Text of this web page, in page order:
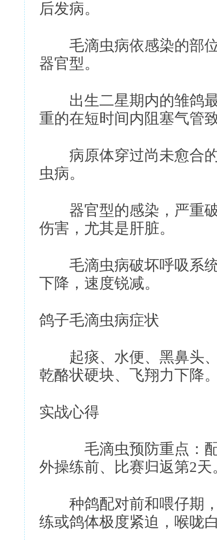
后发病。
毛滴虫病依感染的部位
器官型。
出生二星期内的雏鸽最
重的在短时间内阻塞气管
病原体穿过尚未愈合的
虫病。
器官型的感染，严重破
伤害，尤其是肝脏。
毛滴虫病破坏呼吸系统
下降，速度锐减。
鸽子毛滴虫病症状
起痰、水便、黑鼻头、
乾酪状硬块、飞翔力下降
实战心得
毛滴虫预防重点：配
外操练前、比赛归返第2天
种鸽配对前和喂仔期，
练或鸽体极度紧迫，喉咙